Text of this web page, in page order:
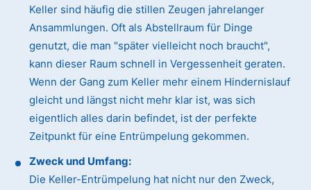
Keller sind häufig die stillen Zeugen jahrelanger
Ansammlungen. Oft als Abstellraum für Dinge
genutzt, die man "später vielleicht noch braucht",
kann dieser Raum schnell in Vergessenheit geraten.
Wenn der Gang zum Keller mehr einem Hindernislauf
gleicht und längst nicht mehr klar ist, was sich
eigentlich alles darin befindet, ist der perfekte
Zeitpunkt für eine Entrümpelung gekommen.
Zweck und Umfang:
Die Keller-Entrümpelung hat nicht nur den Zweck,